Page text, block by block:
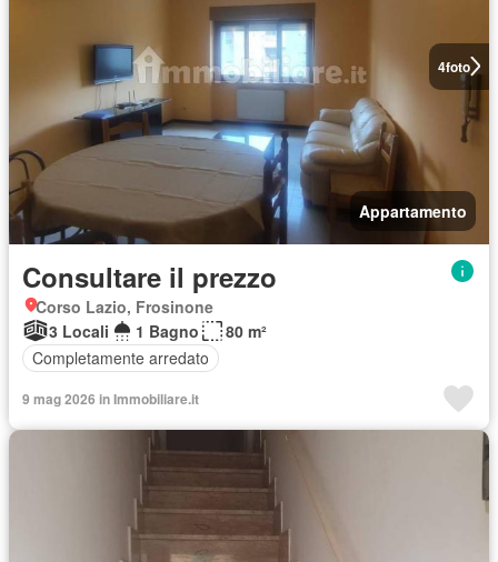
4foto
Appartamento
Consultare il prezzo
Corso Lazio, Frosinone
3 Locali
1 Bagno
80 m²
Completamente arredato
9 mag 2026 in Immobiliare.it